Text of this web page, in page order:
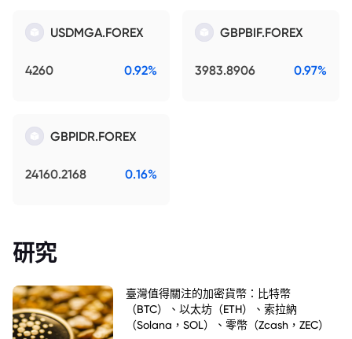
USDMGA.FOREX
4260 0.92%
GBPBIF.FOREX
3983.8906 0.97%
GBPIDR.FOREX
24160.2168 0.16%
研究
臺灣值得關注的加密貨幣：比特幣
（BTC）、以太坊（ETH）、索拉納
（Solana，SOL）、零幣（Zcash，ZEC）